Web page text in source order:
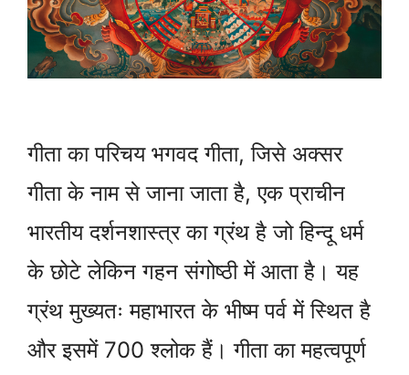
गीता का परिचय भगवद गीता, जिसे अक्सर
गीता के नाम से जाना जाता है, एक प्राचीन
भारतीय दर्शनशास्त्र का ग्रंथ है जो हिन्दू धर्म
के छोटे लेकिन गहन संगोष्ठी में आता है। यह
ग्रंथ मुख्यतः महाभारत के भीष्म पर्व में स्थित है
और इसमें 700 श्लोक हैं। गीता का महत्वपूर्ण